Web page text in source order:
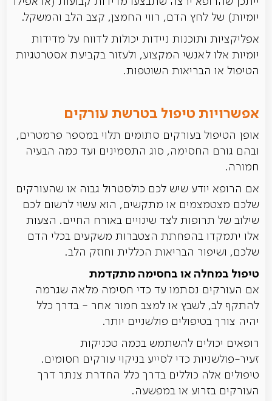
יומיות) של לחץ הדם, רווי החמצן, קצב הלב והמשקל.
אפליקציות ותוכנות ניידות יכולות לדווח על מדידות
יומיות אלו לאנשי המקצוע, ולעזור בקביעת אסטרטגיות
הטיפול או הבריאות השוטפות.
אפשרויות טיפול בטרשת עורקים
אופן הטיפול בעורקים סתומים תלוי במספר פרמטרים,
ובהם גורם החסימה, סוג התסמינים ועד כמה הבעיה
חמורה.
אם הרופא יודע שיש לכם כולסטרול גבוה או שהעורקים
שלכם מצטמצמים או מתקשים, הוא עשוי לרשום לכם
שילוב של תרופות לצד שינויים באורח החיים. הצעות
אלו יתמקדו בהפחתת הצטברות משקעים בכלי הדם
שלכם, ושיפור הבריאות הכללית וחוזק הלב.
טיפול במחלה או בחסימה מתקדמת
אם העורקים נסתמו עד כדי חסימה מלאה שגרמה
להתקף לב, לשבץ או למצב חמור אחר - בדרך כלל
יהיה צורך בטיפולים פולשניים יותר.
רופאים יכולים להשתמש בכמה טכניקות
זעיר-פולשניות כדי לסייע בניקוי עורקים חסומים.
טיפולים אלה כוללים בדרך כלל החדרת צנתר דרך
העורקים בזרוע או במפשעה.